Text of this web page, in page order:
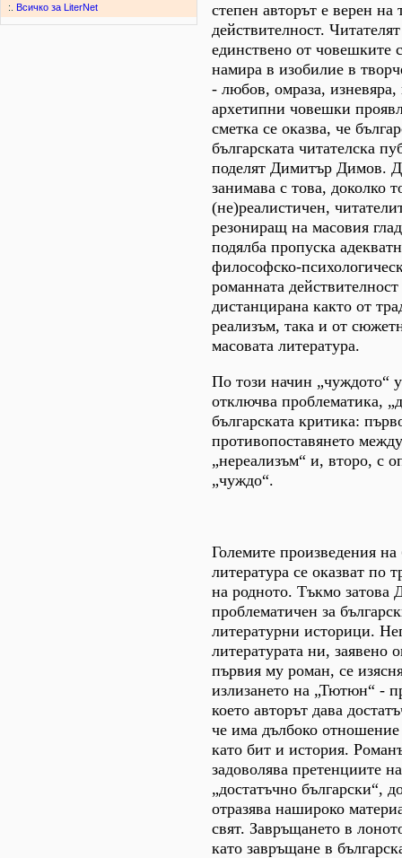
:. Всичко за LiterNet
степен авторът е верен на
действителност.
единствено от човешките
намира в изобилие в
- любов, омраза, изневяра,
архетипни човешки
сметка се оказва, че
българската читателска
поделят Димитър Димов.
занимава с това, доколко
(не)реалистичен,
резониращ на масовия
подялба пропуска
философско-
романната
дистанцирана както от
реализъм, така и от
масовата литература.
По този начин „чуждото“
отключва проблематика,
българската критика:
противопоставянето
„нереализъм“ и, второ, с
„чуждо“.
Големите произведения на
литература се оказват по
на родното. Тъкмо затова
проблематичен за
литературни историци.
литературата ни, заявено
първия му роман, се
излизането на „Тютюн“ -
което авторът дава
че има дълбоко отношение
като бит и история.
задоволява претенциите
„достатъчно български“,
отразява нашироко
свят. Завръщането в
като завръщане в